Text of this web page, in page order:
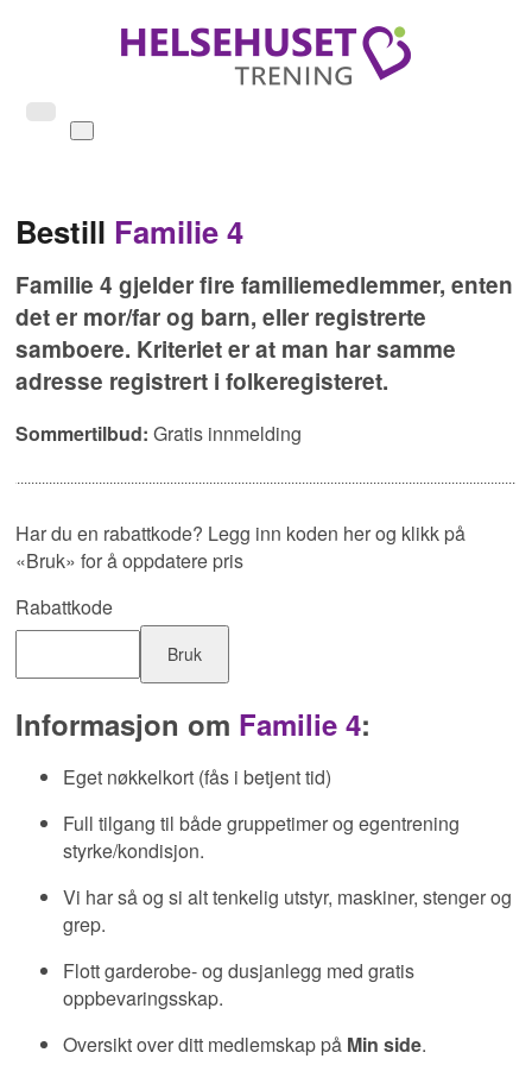
Bestill Familie 4
Familie 4 gjelder fire familiemedlemmer, enten
det er mor/far og barn, eller registrerte
samboere. Kriteriet er at man har samme
adresse registrert i folkeregisteret.
Sommertilbud: Gratis innmelding
Har du en rabattkode? Legg inn koden her og klikk på
«Bruk» for å oppdatere pris
Rabattkode
Bruk
Informasjon om Familie 4:
Eget nøkkelkort (fås i betjent tid)
Full tilgang til både gruppetimer og egentrening
styrke/kondisjon.
Vi har så og si alt tenkelig utstyr, maskiner, stenger og
grep.
Flott garderobe- og dusjanlegg med gratis
oppbevaringsskap.
Oversikt over ditt medlemskap på Min side.